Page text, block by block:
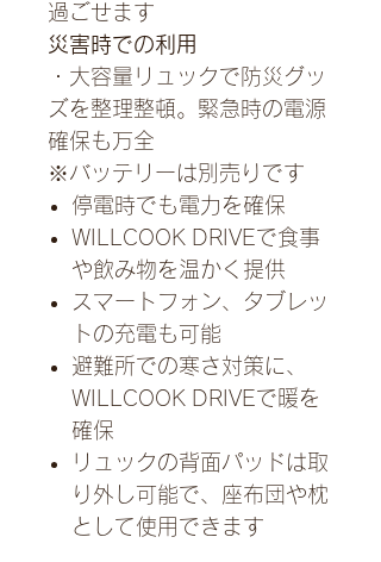
過ごせます
災害時での利用
・大容量リュックで防災グッ
ズを整理整頓。緊急時の電源
確保も万全
※バッテリーは別売りです
停電時でも電力を確保
WILLCOOK DRIVEで食事
や飲み物を温かく提供
スマートフォン、タブレッ
トの充電も可能
避難所での寒さ対策に、
WILLCOOK DRIVEで暖を
確保
リュックの背面パッドは取
り外し可能で、座布団や枕
として使用できます